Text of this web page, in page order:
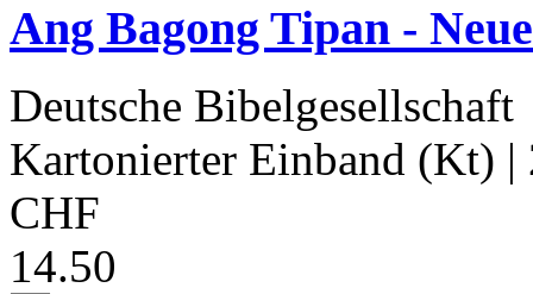
Ang Bagong Tipan -
Deutsche Bibelgesellschaft
Kartonierter Einband (Kt) |
CHF
14.50